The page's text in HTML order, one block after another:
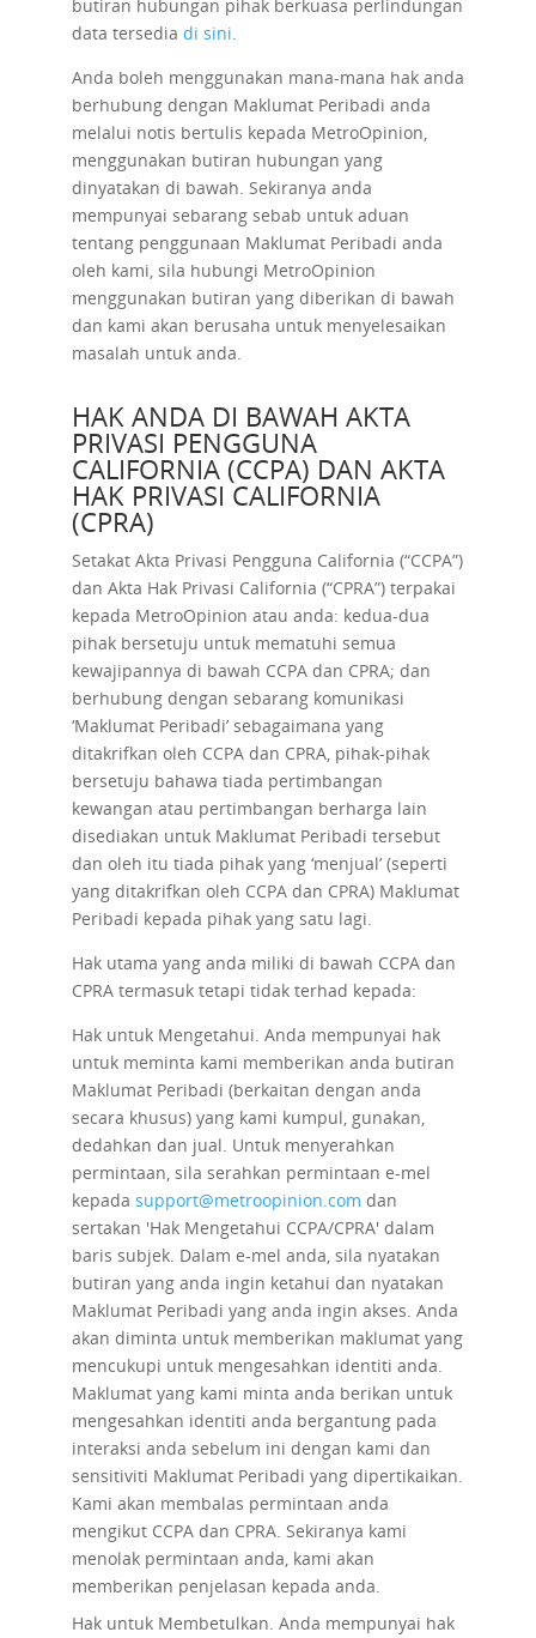
butiran hubungan pihak berkuasa perlindungan
data tersedia di sini.
Anda boleh menggunakan mana-mana hak anda
berhubung dengan Maklumat Peribadi anda
melalui notis bertulis kepada MetroOpinion,
menggunakan butiran hubungan yang
dinyatakan di bawah. Sekiranya anda
mempunyai sebarang sebab untuk aduan
tentang penggunaan Maklumat Peribadi anda
oleh kami, sila hubungi MetroOpinion
menggunakan butiran yang diberikan di bawah
dan kami akan berusaha untuk menyelesaikan
masalah untuk anda.
HAK ANDA DI BAWAH AKTA
PRIVASI PENGGUNA
CALIFORNIA (CCPA) DAN AKTA
HAK PRIVASI CALIFORNIA
(CPRA)
Setakat Akta Privasi Pengguna California (“CCPA”)
dan Akta Hak Privasi California (“CPRA”) terpakai
kepada MetroOpinion atau anda: kedua-dua
pihak bersetuju untuk mematuhi semua
kewajipannya di bawah CCPA dan CPRA; dan
berhubung dengan sebarang komunikasi
‘Maklumat Peribadi’ sebagaimana yang
ditakrifkan oleh CCPA dan CPRA, pihak-pihak
bersetuju bahawa tiada pertimbangan
kewangan atau pertimbangan berharga lain
disediakan untuk Maklumat Peribadi tersebut
dan oleh itu tiada pihak yang ‘menjual’ (seperti
yang ditakrifkan oleh CCPA dan CPRA) Maklumat
Peribadi kepada pihak yang satu lagi.
Hak utama yang anda miliki di bawah CCPA dan
CPRA termasuk tetapi tidak terhad kepada:
Hak untuk Mengetahui. Anda mempunyai hak
untuk meminta kami memberikan anda butiran
Maklumat Peribadi (berkaitan dengan anda
secara khusus) yang kami kumpul, gunakan,
dedahkan dan jual. Untuk menyerahkan
permintaan, sila serahkan permintaan e-mel
kepada support@metroopinion.com dan
sertakan 'Hak Mengetahui CCPA/CPRA' dalam
baris subjek. Dalam e-mel anda, sila nyatakan
butiran yang anda ingin ketahui dan nyatakan
Maklumat Peribadi yang anda ingin akses. Anda
akan diminta untuk memberikan maklumat yang
mencukupi untuk mengesahkan identiti anda.
Maklumat yang kami minta anda berikan untuk
mengesahkan identiti anda bergantung pada
interaksi anda sebelum ini dengan kami dan
sensitiviti Maklumat Peribadi yang dipertikaikan.
Kami akan membalas permintaan anda
mengikut CCPA dan CPRA. Sekiranya kami
menolak permintaan anda, kami akan
memberikan penjelasan kepada anda.
Hak untuk Membetulkan. Anda mempunyai hak